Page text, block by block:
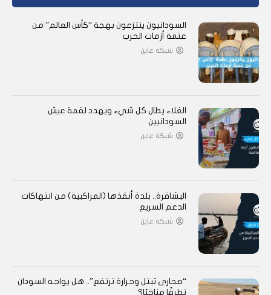
السودانيون ينتزعون بهجة “كأس العالم” من
عتمة أزمات الحرب
شبكة عاين
الغلاء يطال كل شيء ويهدد لقمة عيش
السودانيين
شبكة عاين
البشاقرة.. بلدة أنقذها (المراكبية) من انتهاكات
الدعم السريع
شبكة عاين
“صحارى تبتل وحرارة ترتفع”.. هل يواجه السودان
تطرفًا مناخيًا؟